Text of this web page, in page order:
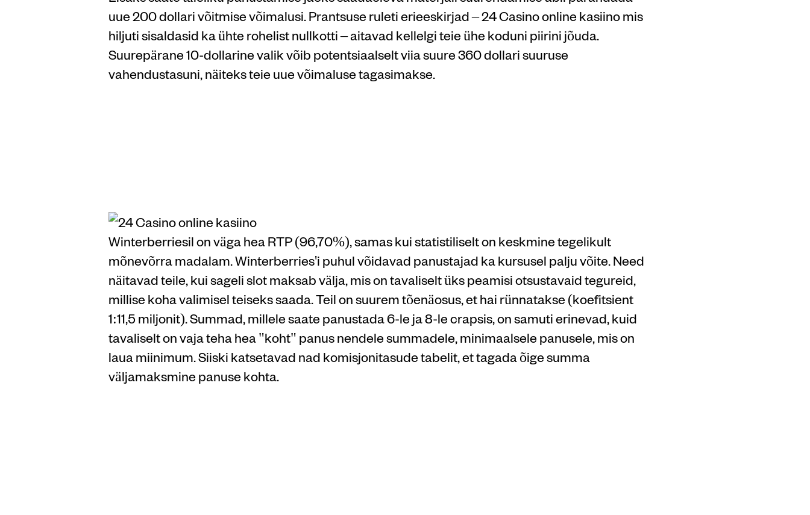
uue 200 dollari võitmise võimalusi. Prantsuse ruleti erieeskirjad – 24 Casino online kasiino mis
hiljuti sisaldasid ka ühte rohelist nullkotti – aitavad kellelgi teie ühe koduni piirini jõuda.
Suurepärane 10-dollarine valik võib potentsiaalselt viia suure 360 ​​dollari suuruse
vahendustasuni, näiteks teie uue võimaluse tagasimakse.
Winterberriesil on väga hea RTP (96,70%), samas kui statistiliselt on keskmine tegelikult
mõnevõrra madalam. Winterberries'i puhul võidavad panustajad ka kursusel palju võite. Need
näitavad teile, kui sageli slot maksab välja, mis on tavaliselt üks peamisi otsustavaid tegureid,
millise koha valimisel teiseks saada. Teil on suurem tõenäosus, et hai rünnatakse (koefitsient
1:11,5 miljonit). Summad, millele saate panustada 6-le ja 8-le crapsis, on samuti erinevad, kuid
tavaliselt on vaja teha hea "koht" panus nendele summadele, minimaalsele panusele, mis on
laua miinimum. Siiski katsetavad nad komisjonitasude tabelit, et tagada õige summa
väljamaksmine panuse kohta.